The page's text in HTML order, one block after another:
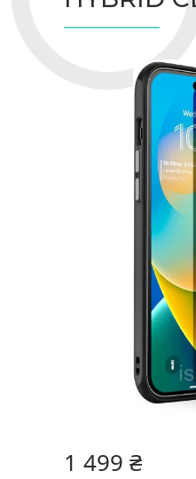
1 499 ₴